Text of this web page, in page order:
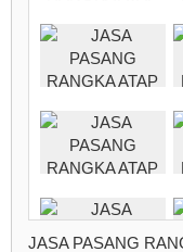
JASA PASANG